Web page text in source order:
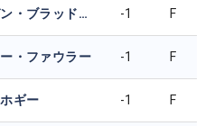
キーガン・ブラッドリー -1 F
・ファウラー -1 F
ギー -1 F